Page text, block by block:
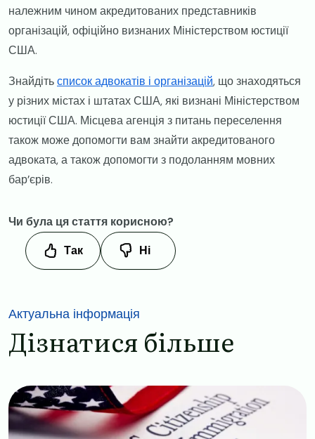
належним чином акредитованих представників
організацій, офіційно визнаних Міністерством юстиції
США.
​Знайдітьсписок адвокатів і організацій, що знаходяться
у різних містах і штатах США, які визнані Міністерством
юстиції США. Місцева агенція з питань переселення
також може допомогти вам знайти акредитованого
адвоката, а також допомогти з подоланням мовних
бар’єрів.
Чи була ця стаття корисною?
Так
Ні
Актуальна інформація
Дізнатися більше
Image